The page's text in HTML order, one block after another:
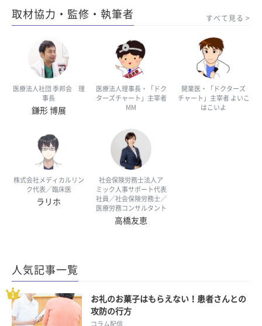
取材協力・監修・執筆者 すべて見る
医療法人社団 季邦会 理
事長
鎌形 博展
医療法人理事長・「ドク
ターズチャート」主宰者
MM
開業医・「ドクターズ
チャート」主宰者 よいこ
はこいよ
株式会社メディカルリン
ク代表／臨床医
ラリホ
社会保険労務士法人ア
ミック人事サポート代表
社員／社会保険労務士／
医療労務コンサルタント
高橋友恵
人気記事一覧
お礼のお菓子はもらえない！患者さんとの
攻防の行方
コラム配信